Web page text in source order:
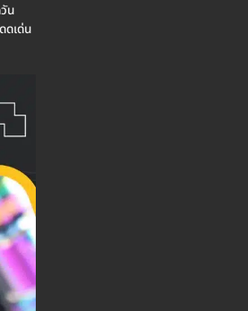
น
ดเด่น